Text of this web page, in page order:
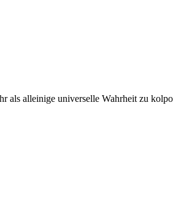
als alleinige universelle Wahrheit zu